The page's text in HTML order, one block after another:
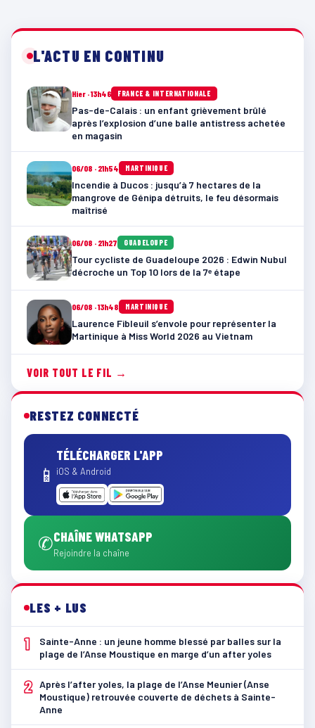
L'ACTU EN CONTINU
Hier · 13h46 FRANCE & INTERNATIONALE
Pas-de-Calais : un enfant grièvement brûlé
après l’explosion d’une balle antistress achetée
en magasin
06/08 · 21h54 MARTINIQUE
Incendie à Ducos : jusqu’à 7 hectares de la
mangrove de Génipa détruits, le feu désormais
maîtrisé
06/08 · 21h27 GUADELOUPE
Tour cycliste de Guadeloupe 2026 : Edwin Nubul
décroche un Top 10 lors de la 7ᵉ étape
06/08 · 13h48 MARTINIQUE
Laurence Fibleuil s’envole pour représenter la
Martinique à Miss World 2026 au Vietnam
VOIR TOUT LE FIL →
RESTEZ CONNECTÉ
📱
TÉLÉCHARGER L'APP
iOS & Android
✆CHAÎNE WHATSAPP
Rejoindre la chaîne
LES + LUS
1
Sainte-Anne : un jeune homme blessé par balles sur la
plage de l’Anse Moustique en marge d’un after yoles
2 Après l’after yoles, la plage de l’Anse Meunier (Anse
Moustique) retrouvée couverte de déchets à Sainte-
Anne